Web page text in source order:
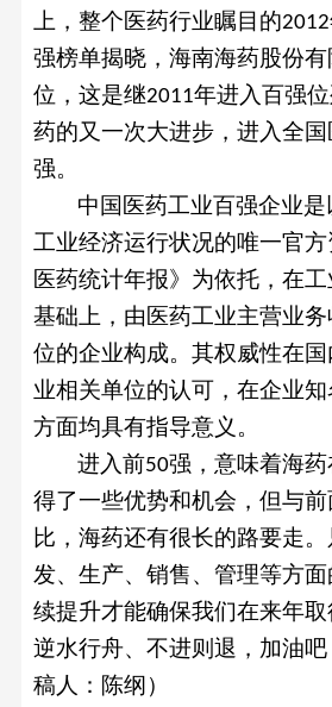
上，整个医药行业瞩目的2012
强榜单揭晓，海南海药股份
位，这是继2011年进入百强
药的又一次大进步，进入全
强。
中国医药工业百强企业
工业经济运行状况的唯一官
医药统计年报》为依托，在
基础上，由医药工业主营业
位的企业构成。其权威性在
业相关单位的认可，在企业
方面均具有指导意义。
进入前50强，意味着海
得了一些优势和机会，但与
比，海药还有很长的路要走
发、生产、销售、管理等方
续提升才能确保我们在来年取
逆水行舟、不进则退，加油
稿人：陈纲）